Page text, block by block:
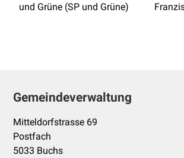
und Grüne (SP und Grüne)
Footer
Gemeindeverwaltung
Mitteldorfstrasse 69
Postfach
5033 Buchs